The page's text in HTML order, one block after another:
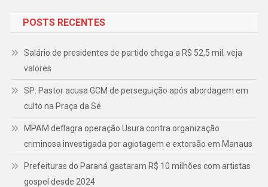
POSTS RECENTES
Salário de presidentes de partido chega a R$ 52,5 mil; veja
valores
SP: Pastor acusa GCM de perseguição após abordagem em
culto na Praça da Sé
MPAM deflagra operação Usura contra organização
criminosa investigada por agiotagem e extorsão em Manaus
Prefeituras do Paraná gastaram R$ 10 milhões com artistas
gospel desde 2024